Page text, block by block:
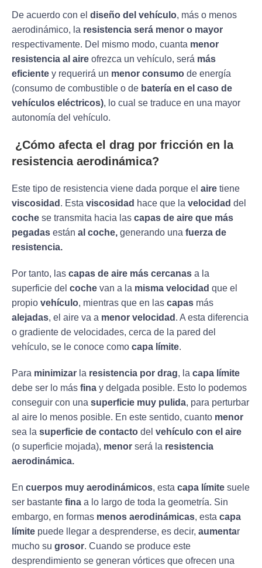
De acuerdo con el diseño del vehículo, más o menos
aerodinámico, la resistencia será menor o mayor
respectivamente. Del mismo modo, cuanta menor
resistencia al aire ofrezca un vehículo, será más
eficiente y requerirá un menor consumo de energía
(consumo de combustible o de batería en el caso de
vehículos eléctricos), lo cual se traduce en una mayor
autonomía del vehículo.
¿Cómo afecta el drag por fricción en la
resistencia aerodinámica?
Este tipo de resistencia viene dada porque el aire tiene
viscosidad . Esta viscosidad hace que la velocidad del
coche se transmita hacia las capas de aire que más
pegadas están al coche, generando una fuerza de
resistencia.
Por tanto, las capas de aire más cercanas a la
superficie del coche van a la misma velocidad que el
propio vehículo, mientras que en las capas más
alejadas, el aire va a menor velocidad . A esta diferencia
o gradiente de velocidades, cerca de la pared del
vehículo, se le conoce como capa límite.
Para minimizar la resistencia por drag, la capa límite
debe ser lo más fina y delgada posible. Esto lo podemos
conseguir con una superficie muy pulida, para perturbar
al aire lo menos posible. En este sentido, cuanto menor
sea la superficie de contacto del vehículo con el aire
(o superficie mojada), menor será la resistencia
aerodinámica.
En cuerpos muy aerodinámicos, esta capa límite suele
ser bastante fina a lo largo de toda la geometría. Sin
embargo, en formas menos aerodinámicas, esta capa
límite puede llegar a desprenderse, es decir, aumentar
mucho su grosor. Cuando se produce este
desprendimiento se generan vórtices que ofrecen una